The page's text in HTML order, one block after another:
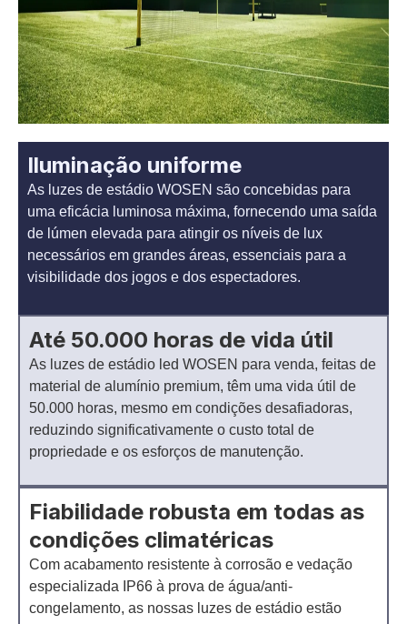
Iluminação uniforme
As luzes de estádio WOSEN são concebidas para
uma eficácia luminosa máxima, fornecendo uma saída
de lúmen elevada para atingir os níveis de lux
necessários em grandes áreas, essenciais para a
visibilidade dos jogos e dos espectadores.
Até 50.000 horas de vida útil
As luzes de estádio led WOSEN para venda, feitas de
material de alumínio premium, têm uma vida útil de
50.000 horas, mesmo em condições desafiadoras,
reduzindo significativamente o custo total de
propriedade e os esforços de manutenção.
Fiabilidade robusta em todas as
condições climatéricas
Com acabamento resistente à corrosão e vedação
especializada IP66 à prova de água/anti-
congelamento, as nossas luzes de estádio estão